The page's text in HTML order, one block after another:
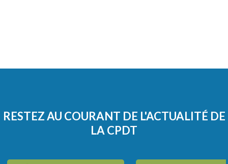
RESTEZ AU COURANT DE L'ACTUALITÉ DE
LA CPDT